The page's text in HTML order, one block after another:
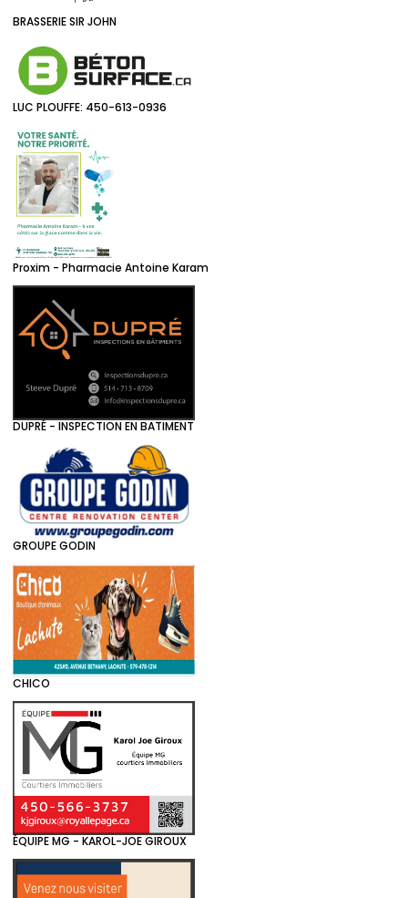
BRASSERIE SIR JOHN
LUC PLOUFFE: 450-613-0936
Proxim - Pharmacie Antoine Karam
DUPRÉ - INSPECTION EN BATIMENT
GROUPE GODIN
CHICO
ÉQUIPE MG - KAROL-JOE GIROUX